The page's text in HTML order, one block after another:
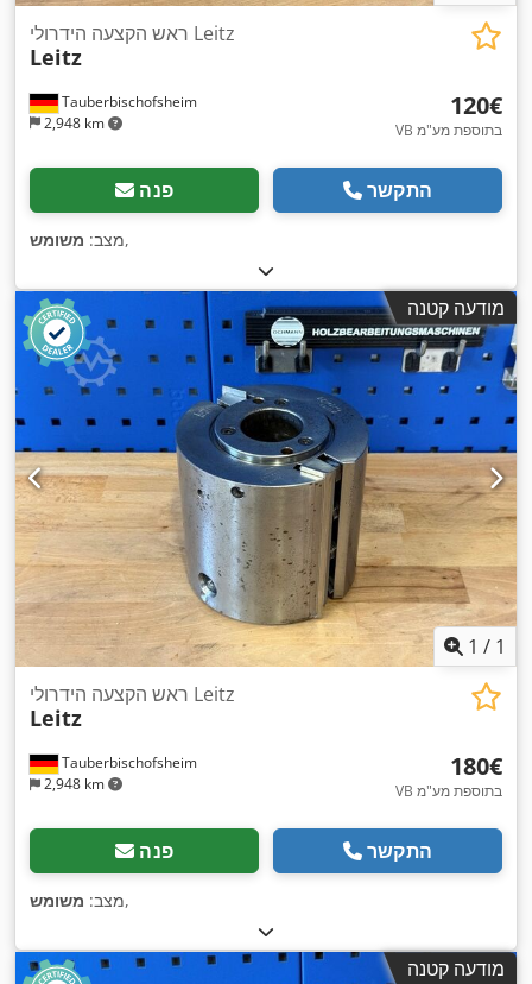
Tauberbischofsheim
2,948 km
ראש הקצעה הידרולי Leitz
Leitz
‏120 ‏€
VB בתוספת מע"מ
פנה התקשר
מצב: משומש ,
מודעה קטנה
1 / 1
Tauberbischofsheim
2,948 km
ראש הקצעה הידרולי Leitz
Leitz
‏180 ‏€
VB בתוספת מע"מ
פנה התקשר
מצב: משומש ,
מודעה קטנה